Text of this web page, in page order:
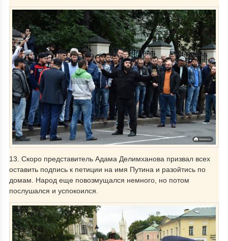
13. Скоро представитель Адама Делимханова призвал всех
оставить подпись к петиции на имя Путина и разойтись по
домам. Народ еще повозмущался немного, но потом
послушался и успокоился.